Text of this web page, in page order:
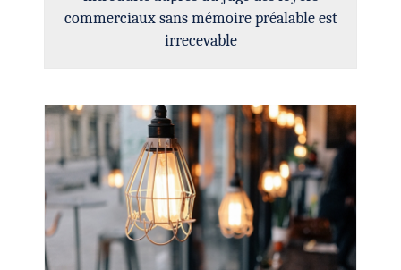
commerciaux sans mémoire préalable est
irrecevable